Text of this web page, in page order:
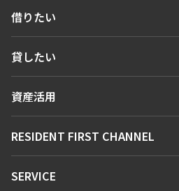
借りたい
人気エリアから探す
新着情報から探す
貸したい
お問い合わせ
資産活用
お問い合わせ
RESIDENT FIRST CHANNEL
マンションレポート
SERVICE